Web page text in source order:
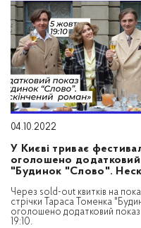
04.10.2022
У Києві триває
оголошено додатковий
"Будинок "Слово".
Через sold-out квитків на
стрічки Тараса Томенка
оголошено додатковий показ
19:10.